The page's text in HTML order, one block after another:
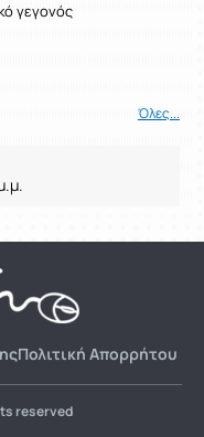
γεγονός
Όλες...
Πολιτική Απορρήτου
reserved